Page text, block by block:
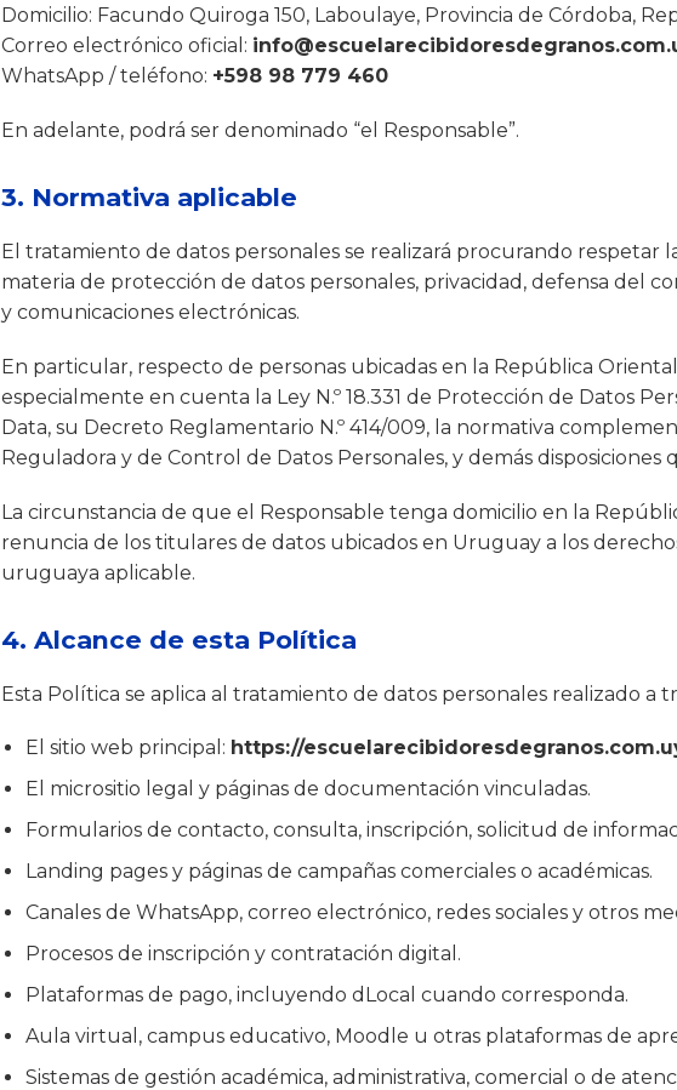
Domicilio: Facundo Quiroga 150, Laboulaye, Provincia de Córdoba,
Correo electrónico oficial:
WhatsApp / teléfono: +598 98 779 460
En adelante, podrá ser denominado “el Responsable”.
3. Normativa aplicable
El tratamiento de datos personales se realizará procurando respetar
materia de protección de datos personales, privacidad, defensa del
y comunicaciones electrónicas.
En particular, respecto de personas ubicadas en la República
especialmente en cuenta la Ley N.º 18.331 de Protección de Datos
Data, su Decreto Reglamentario N.º 414/009, la normativa
Reguladora y de Control de Datos Personales, y demás disposiciones
La circunstancia de que el Responsable tenga domicilio en la
renuncia de los titulares de datos ubicados en Uruguay a los
uruguaya aplicable.
4. Alcance de esta Política
Esta Política se aplica al tratamiento de datos personales realizado a
El sitio web principal: https://
El micrositio legal y páginas de documentación vinculadas.
Formularios de contacto, consulta, inscripción, solicitud de
Landing pages y páginas de campañas comerciales o académicas.
Canales de WhatsApp, correo electrónico, redes sociales y otros
Procesos de inscripción y contratación digital.
Plataformas de pago, incluyendo dLocal cuando corresponda.
Aula virtual, campus educativo, Moodle u otras plataformas de
Sistemas de gestión académica, administrativa, comercial o de